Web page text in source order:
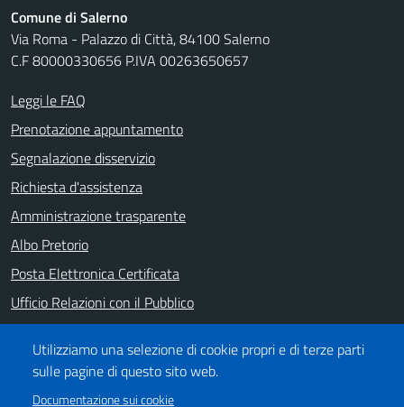
Utilizziamo una selezione di cookie propri e di terze parti
sulle pagine di questo sito web.
Documentazione sui cookie
Comune di Salerno
Via Roma - Palazzo di Città, 84100 Salerno
C.F 80000330656 P.IVA 00263650657
Leggi le FAQ
Prenotazione appuntamento
Segnalazione disservizio
Richiesta d'assistenza
Amministrazione trasparente
Albo Pretorio
Posta Elettronica Certificata
Ufficio Relazioni con il Pubblico
Note legali
Informativa privacy